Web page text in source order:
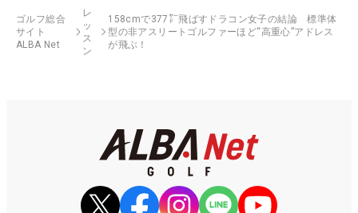
ゴルフ総合
サイト
ALBA Net
レ
ッ
ス
ン
158cmで377㍎飛ばすドラコン女子の結論 標準体
型の非アスリートゴルファーほど“高重心”アドレス
が飛ぶ！